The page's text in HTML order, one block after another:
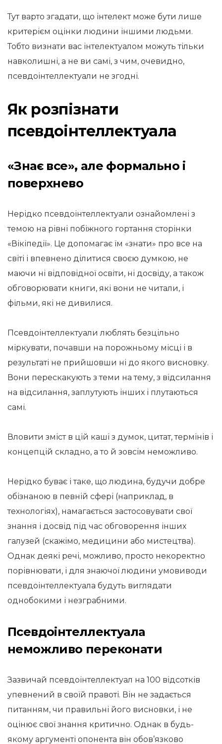
Тут варто згадати, що інтелект може бути лише
критерієм оцінки людини іншими людьми.
Тобто визнати вас інтелектуалом можуть тільки
навколишні, а не ви самі, з чим, очевидно,
псевдоінтеллектуали не згодні.
Як розпізнати
псевдоінтеллектуала
«Знає все», але формально і
поверхнево
Нерідко псевдоінтеллектуали ознайомлені з
темою на рівні побіжного гортання сторінки
«Вікіпедії». Це допомагає їм «знати» про все на
світі і впевнено ділитися своєю думкою, не
маючи ні відповідної освіти, ні досвіду, а також
обговорювати книги, які вони не читали, і
фільми, які не дивилися.
Псевдоінтеллектуали люблять безцільно
міркувати, почавши на порожньому місці і в
результаті не прийшовши ні до якого висновку.
Вони перескакують з теми на тему, з відсилання
на відсилання, заплутують інших і плутаються
самі.
Вловити зміст в цій каші з думок, цитат, термінів і
концепцій складно, а то й зовсім неможливо.
Нерідко буває і таке, що людина, будучи добре
обізнаною в певній сфері (наприклад, в
технологіях), намагається застосовувати свої
знання і досвід під час обговорення інших
галузей (скажімо, медицини або мистецтва).
Однак деякі речі, можливо, просто некоректно
порівнювати, і для знаючої людини умовиводи
псевдоінтеллектуала будуть виглядати
однобокими і незграбними.
Псевдоінтеллектуала
неможливо переконати
Зазвичай псевдоінтеллектуал на 100 відсотків
упевнений в своїй правоті. Він не задається
питанням, чи правильні його висновки, і не
оцінює свої знання критично. Однак в будь-
якому аргументі опонента він обов’язково